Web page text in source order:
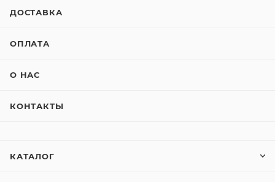
ДОСТАВКА
ОПЛАТА
О НАС
КОНТАКТЫ
КАТАЛОГ